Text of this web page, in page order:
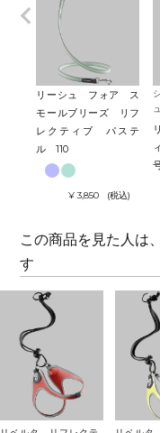
リーシュ フォア ス
モールブリーズ リフ
レクティブ パステ
ル 110
¥ 3,850 税込
この商品を見た人は
す